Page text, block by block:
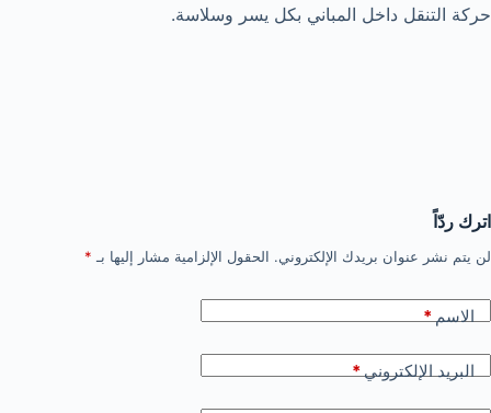
حركة التنقل داخل المباني بكل يسر وسلاسة.
اترك ردّاً
لن يتم نشر عنوان بريدك الإلكتروني. الحقول الإلزامية مشار إليها بـ *
الاسم *
البريد الإلكتروني *